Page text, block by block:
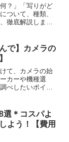
？」「写りがど
ついて、種類、
徹底解説しま
で】カメラの
て、カメラの始
カーや機種選
べしたいポイン
選＊コスパよ
よう！【費用